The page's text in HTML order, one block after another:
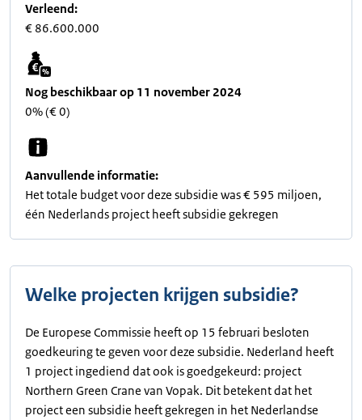
Verleend:
€ 86.600.000
Nog beschikbaar op 11 november 2024
0% (€ 0)
Aanvullende informatie:
Het totale budget voor deze subsidie was € 595 miljoen,
één Nederlands project heeft subsidie gekregen
Welke projecten krijgen subsidie?
De Europese Commissie heeft op 15 februari besloten
goedkeuring te geven voor deze subsidie. Nederland heeft
1 project ingediend dat ook is goedgekeurd: project
Northern Green Crane van Vopak. Dit betekent dat het
project een subsidie heeft gekregen in het Nederlandse